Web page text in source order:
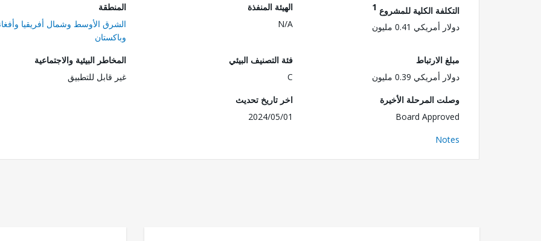
التكلفة الكلية للمشروع 1
دولار أمريكي 0.41 مليون
الهيئة المنفذة
N/A
المنطقة
الشرق الأوسط وشمال أفريقيا
وباكستان
مبلغ الارتباط
دولار أمريكي 0.39 مليون
فئة التصنيف البيئي
C
المخاطر البيئية والاجتماعية
غير قابل للتطبيق
وصلت المرحلة الأخيرة
Board Approved
اخر تاريخ تحديث
2024/05/01
Notes